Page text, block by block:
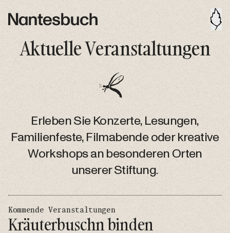
Aktuelle Veranstaltungen
Erleben Sie Konzerte, Lesungen,
Familienfeste, Filmabende oder kreative
Workshops an besonderen Orten
unserer Stiftung.
Kommende Veranstaltungen
Kräuterbuschn binden